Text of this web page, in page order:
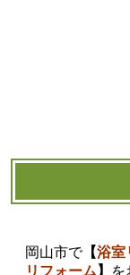
岡山市で【浴室
リフォーム 】 を